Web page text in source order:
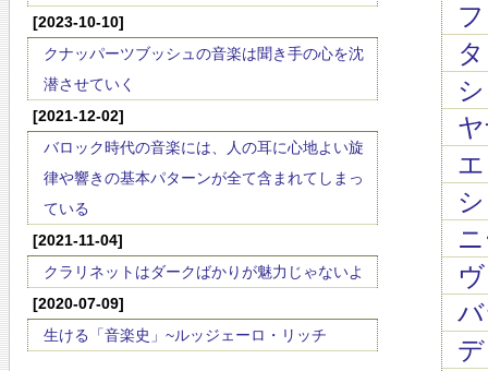
[2023-10-10]
クナッパーツブッシュの音楽は聞き手の心を沈
潜させていく
[2021-12-02]
バロック時代の音楽には、人の耳に心地よい旋
律や響きの基本パターンが全て含まれてしまっ
ている
[2021-11-04]
クラリネットはダークばかりが魅力じゃないよ
[2020-07-09]
生ける「音楽史」~ルッジェーロ・リッチ